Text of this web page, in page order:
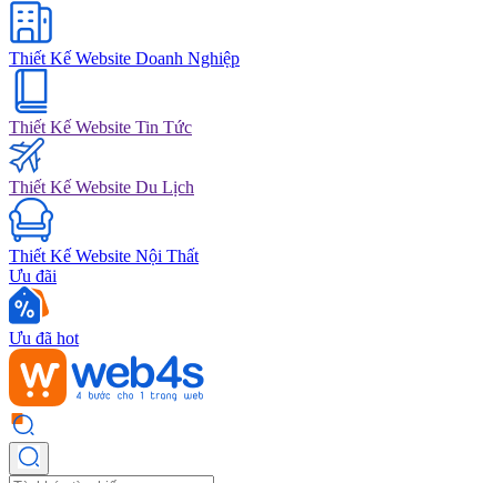
Thiết Kế Website Doanh Nghiệp
Thiết Kế Website Tin Tức
Thiết Kế Website Du Lịch
Thiết Kế Website Nội Thất
Ưu đãi
Ưu đã hot